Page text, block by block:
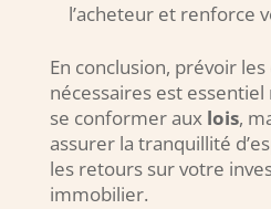
l’acheteur et renforce
En conclusion, prévoir
nécessaires est
se conformer aux lois,
assurer la tranquillité
les retours sur votre
immobilier.